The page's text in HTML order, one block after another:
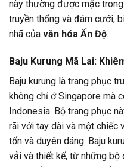
này thường được mặc
truyền thống và đám cưới,
nhã của văn hóa Ấn Độ.
Baju Kurung Mã Lai:
Baju kurung là trang phục
không chỉ ở Singapore mà
Indonesia. Bộ trang phục
rãi với tay dài và một chiếc
tốn và duyên dáng. Baju
vải và thiết kế, từ những bộ